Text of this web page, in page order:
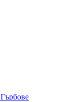
Гърбове